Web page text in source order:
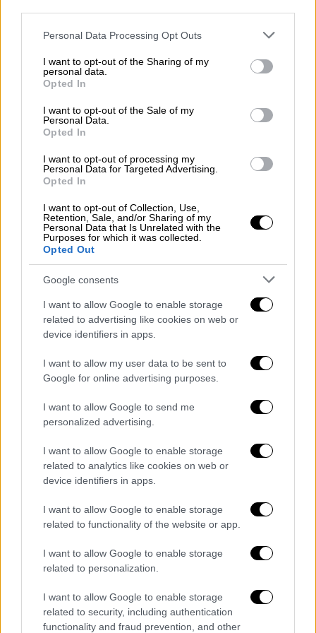
Please note that this website/app uses one or more Google
not limited to your visit or usage behaviour. You may click to
grant or deny consent to Google and its third-party tags to
use your data for below specified purposes in below Google
consent section.
Personal Data Processing Opt Outs
I want to opt-out of the Sharing of my
personal data.
Opted In
I want to opt-out of the Sale of my
Personal Data.
Opted In
I want to opt-out of processing my
Personal Data for Targeted Advertising.
Opted In
I want to opt-out of Collection, Use,
Retention, Sale, and/or Sharing of my
Personal Data that Is Unrelated with the
Purposes for which it was collected.
Opted Out
Google consents
I want to allow Google to enable storage
related to advertising like cookies on web or
device identifiers in apps.
I want to allow my user data to be sent to
Google for online advertising purposes.
I want to allow Google to send me
personalized advertising.
I want to allow Google to enable storage
related to analytics like cookies on web or
device identifiers in apps.
I want to allow Google to enable storage
related to functionality of the website or app.
I want to allow Google to enable storage
related to personalization.
I want to allow Google to enable storage
related to security, including authentication
functionality and fraud prevention, and other
Λάρισα:Όλα τα οχήματα θα εκτρέπονται
από τον ισόπεδο κυκλικό κόμβο Δέλτα
Παλαμά, μέσω των ΤΚ Γοργοβιτών –
ΒΙΠΕ και είσοδο στην Επ. Οδ. Καρδίτσας
– Λάρισας (ύψος 1ης διασταύρωσης
Ματαράγκας) και αντίστροφα.
Κατεύθυνση κυκλοφορίας από και προς
από τον ισόπεδο κυκλικό κόμβο Δέλτα
Παλαμά, μέσω των Τ.Κ. Αγίων
Θεοδώρων, Καρποχωρίου και είσοδο
Μοναστηρίου (ύψος αερογέφυρας
Σοφάδων) και αντίστροφα.
Εικόνα από το σημείο (ΛΕΩΝΙΔΑΣ ΤΖΕΚΑΣ/EUROKINISSI)
Επιπλέον, ηπροσωρινή απαγόρευση
κυκλοφορίας όλων των οχημάτων ισχύει
Στις εισόδους - εξόδους αμφίπλευρα
του Κόμβου Καρδίτσας του Ε-65.